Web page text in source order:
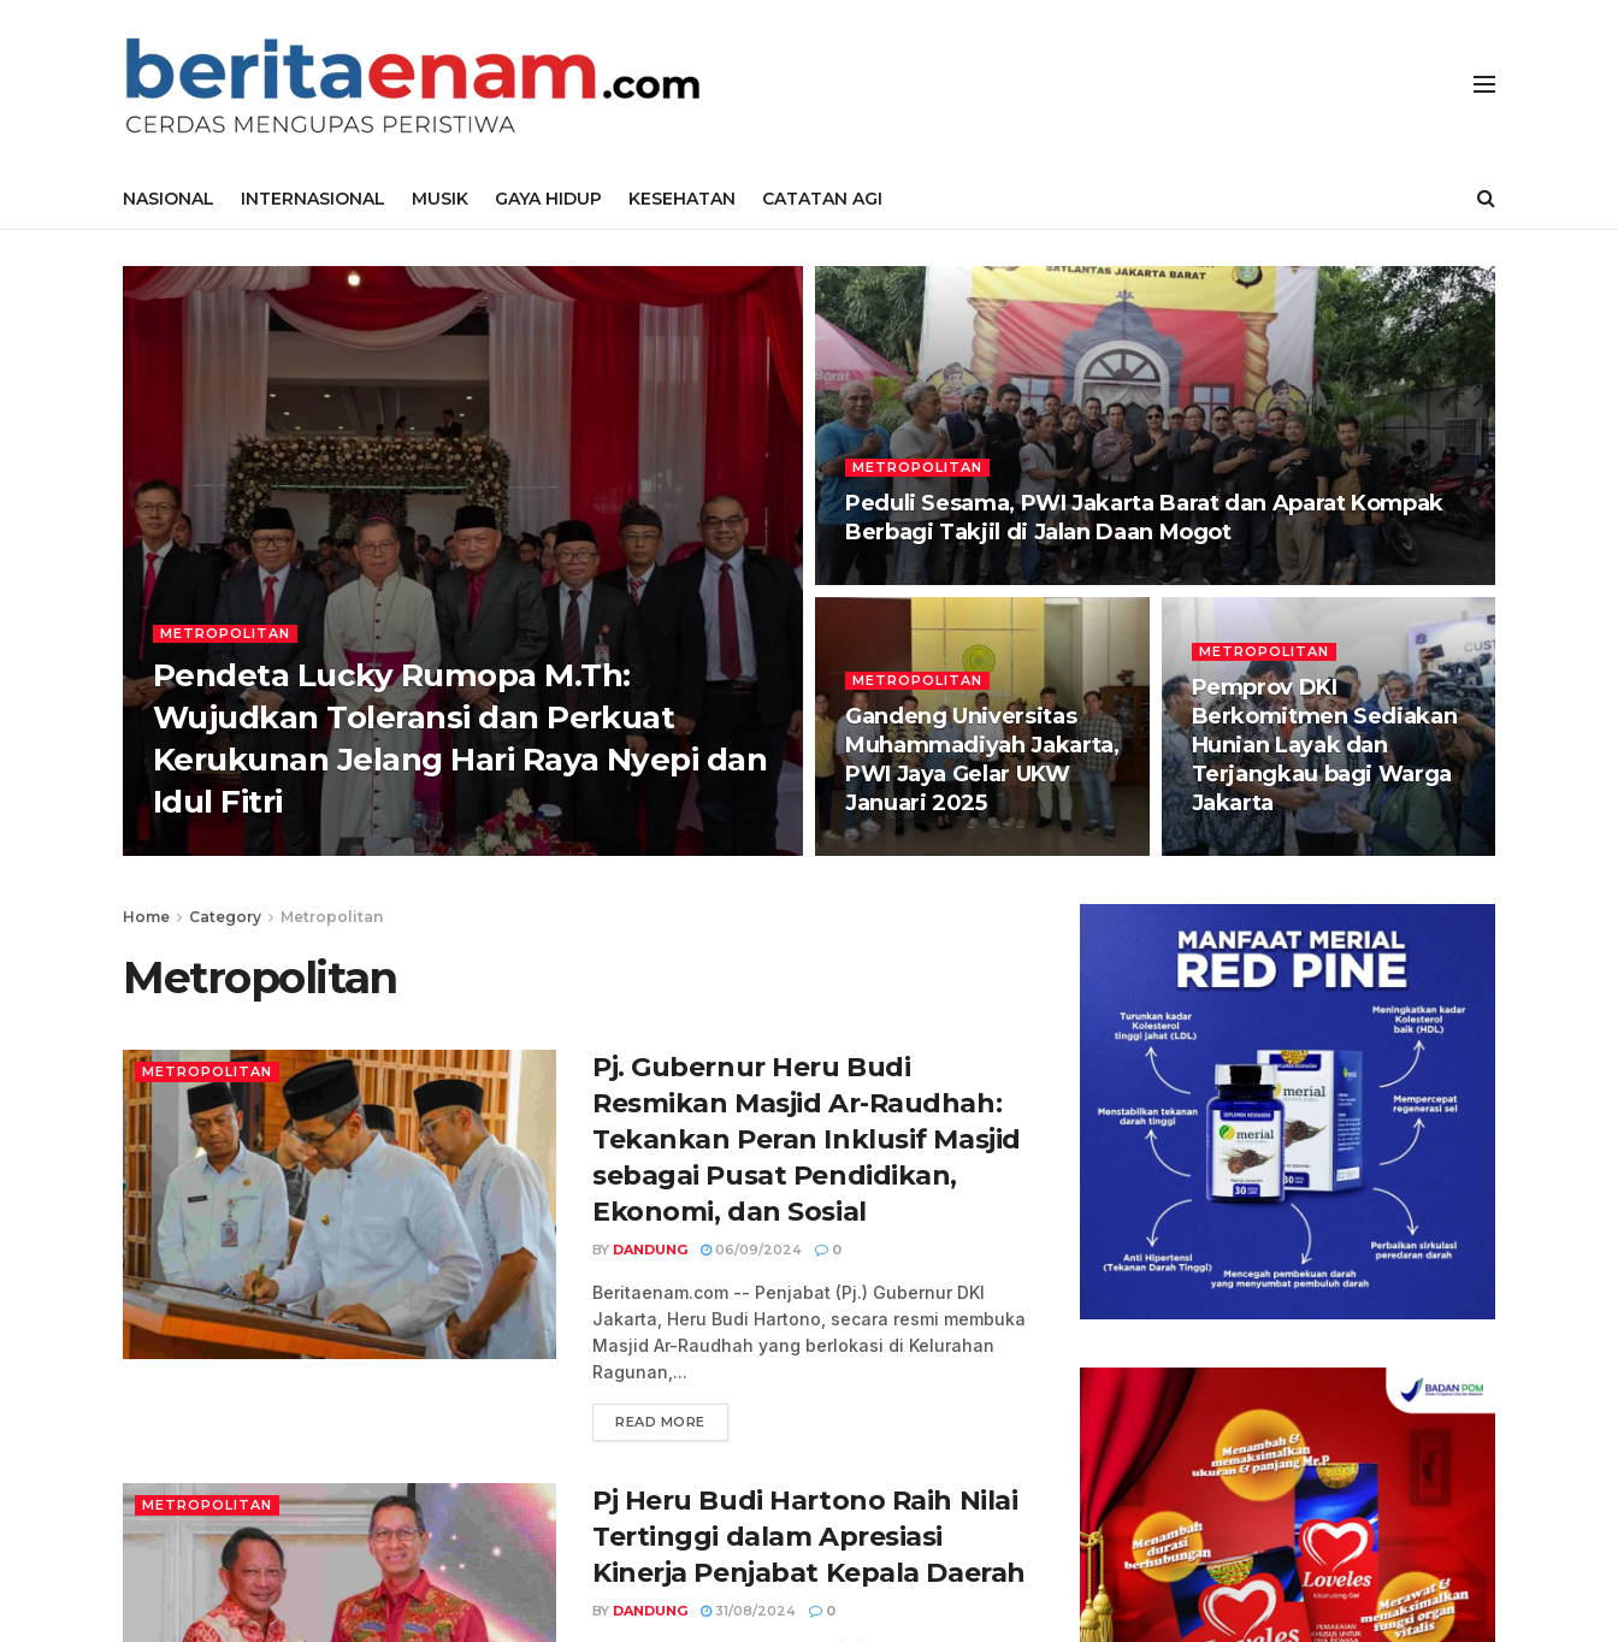
NASIONAL INTERNASIONAL MUSIK GAYA HIDUP KESEHATAN CATATAN AGI
METROPOLITAN
Pendeta Lucky Rumopa M.Th:
Wujudkan Toleransi dan Perkuat
Kerukunan Jelang Hari Raya Nyepi dan
Idul Fitri
METROPOLITAN
Peduli Sesama, PWI Jakarta Barat dan Aparat Kompak
Berbagi Takjil di Jalan Daan Mogot
METROPOLITAN
Gandeng Universitas
Muhammadiyah Jakarta,
PWI Jaya Gelar UKW
Januari 2025
METROPOLITAN
Pemprov DKI
Berkomitmen Sediakan
Hunian Layak dan
Terjangkau bagi Warga
Jakarta
Home Category Metropolitan
Metropolitan
METROPOLITAN
Pj. Gubernur Heru Budi
Resmikan Masjid Ar-Raudhah:
Tekankan Peran Inklusif Masjid
sebagai Pusat Pendidikan,
Ekonomi, dan Sosial
BY DANDUNG 06/09/2024 0
Beritaenam.com -- Penjabat (Pj.) Gubernur DKI
Jakarta, Heru Budi Hartono, secara resmi membuka
Masjid Ar-Raudhah yang berlokasi di Kelurahan
Ragunan,...
READ MORE
METROPOLITAN
Pj Heru Budi Hartono Raih Nilai
Tertinggi dalam Apresiasi
Kinerja Penjabat Kepala Daerah
BY DANDUNG 31/08/2024 0